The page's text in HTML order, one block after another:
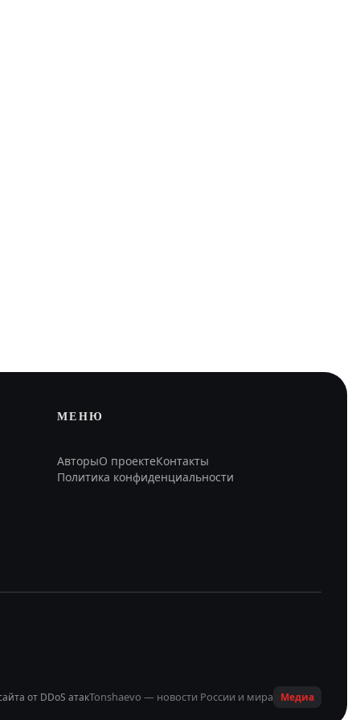
МЕНЮ
АвторыО проектеКонтакты
Политика конфиденциальности
от DDoS атакTonshaevo — новости России и мира Медиа